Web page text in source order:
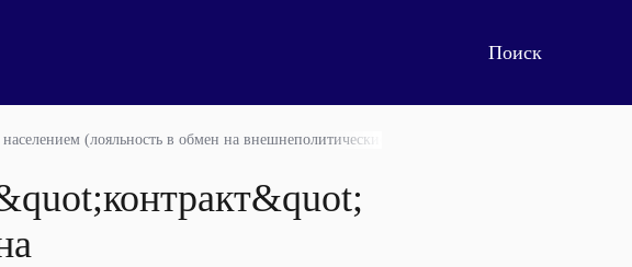
(лояльность в обмен на внешнеполитические победы), немножко буксует